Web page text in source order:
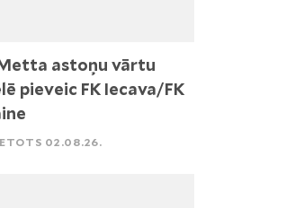
astoņu vārtu
pieveic FK Iecava/FK
02.08.26.